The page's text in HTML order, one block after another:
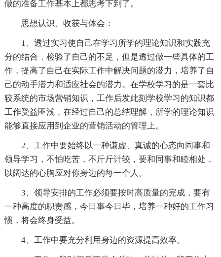
做的准备工作基本上都思考下到了。
思想认识、收获与体会：
1、透过实习使自己在学习所学的理论知识和实践充
分的结合，检验了自己的不足，但是透过做一些具体的工
作，提高了自己在实际工作中解决问题的潜力，培养了自
己的动手潜力和适应社会的潜力。在学校学习的是一套比
较系统的市场营销知识，工作后发此刻学校学习的知识都
工作受益匪浅，在经过自己的总结理解，所学的理论知识
能够直接应用到企业的营销活动的管理上。
2、工作中要始终以一种谦虚、真诚的心态向同事和
领导学习，不怕吃苦，不斤斤计较，要和同事和睦相处，
以阔达的心胸应对你身边的每一个人。
3、领导安排的工作必须要按时高质量的完成，要有
一种高度的职责感，今日事今日毕，培养一种好的工作习
惯，将会终身受益。
4、工作中要充分利用身边的资源提高效率。